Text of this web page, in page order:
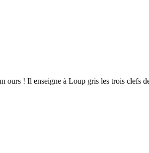
ours ! Il enseigne à Loup gris les trois clefs